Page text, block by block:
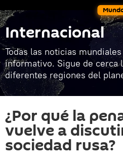
Internacional
Todas las noticias
informativo. Sigue de cerca
diferentes regiones del
¿Por qué la
vuelve a
sociedad rusa?